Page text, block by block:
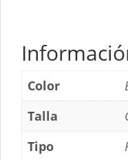
Color
Talla
Tipo